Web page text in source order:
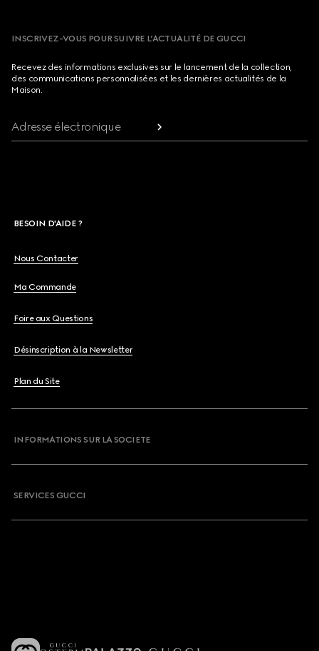
INSCRIVEZ-VOUS POUR SUIVRE L’ACTUALITÉ DE GUCCI
Recevez des informations exclusives sur le lancement de la collection,
des communications personnalisées et les dernières actualités de la
Maison.
Adresse électronique
BESOIN D'AIDE ?
Nous Contacter
Ma Commande
Foire aux Questions
Désinscription à la Newsletter
Plan du Site
INFORMATIONS SUR LA SOCIETE
SERVICES GUCCI